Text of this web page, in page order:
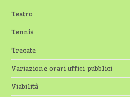
Teatro
Tennis
Trecate
Variazione orari uffici pubblici
Viabilità